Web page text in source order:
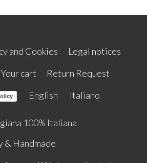
and Cookies
Legal notices
Your cart Return Request
English Italiano
100% Italiana
& Handmade